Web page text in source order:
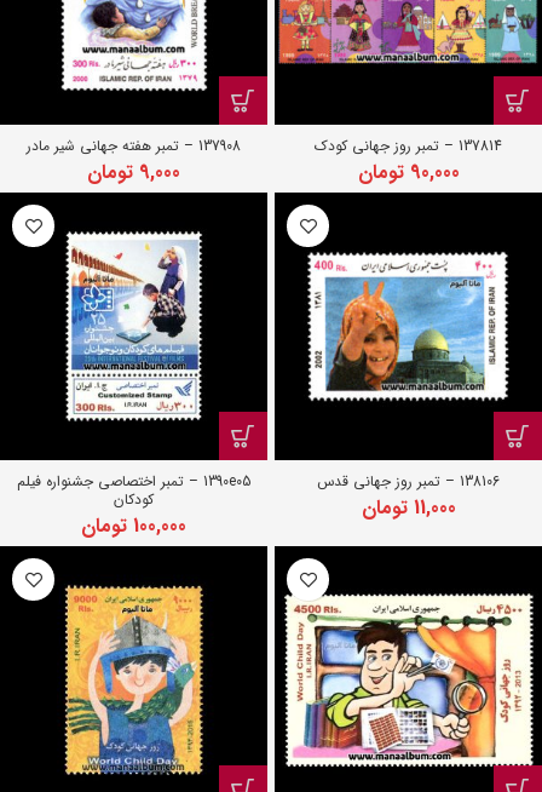
137814 – تمبر روز جهانی کودک
90,000 تومان
137908 – تمبر هفته جهانی شیر مادر
9,000 تومان
138106 – تمبر روز جهانی قدس
11,000 تومان
1390e05 – تمبر اختصاصی جشنواره فیلم
کودکان
100,000 تومان